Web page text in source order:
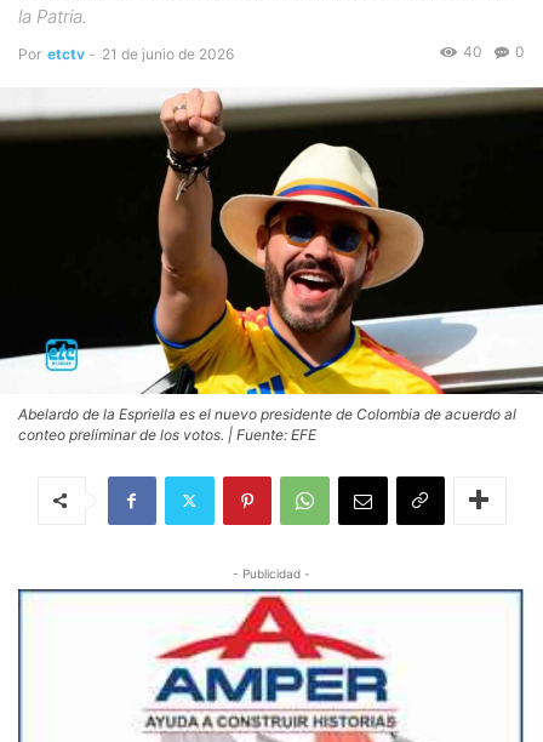
la Patria.
Por etctv - 21 de junio de 2026 0
40
Abelardo de la Espriella es el nuevo presidente de Colombia de acuerdo al
conteo preliminar de los votos. | Fuente: EFE
- Publicidad -